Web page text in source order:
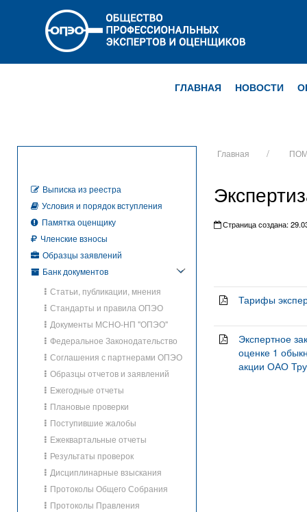
ГЛАВНАЯ НОВОСТИ
Главная
Страница создана:
Тарифы
Экспертное
оценке 1
акции ОАО
Выписка из реестра
Условия и порядок вступления
Памятка оценщику
Членские взносы
Образцы заявлений
Банк документов
Статьи, публикации, мнения
Стандарты и правила ОПЭО
Документы МСНО-НП "ОПЭО"
Федеральное Законодательство
Соглашения с партнерами ОПЭО
Образцы отчетов и заявлений
Ежегодные отчеты
Плановые проверки
Поступившие жалобы
Ежеквартальные отчеты
Результаты проверок
Дисциплинарные взыскания
Протоколы Общего Собрания
Протоколы Правления